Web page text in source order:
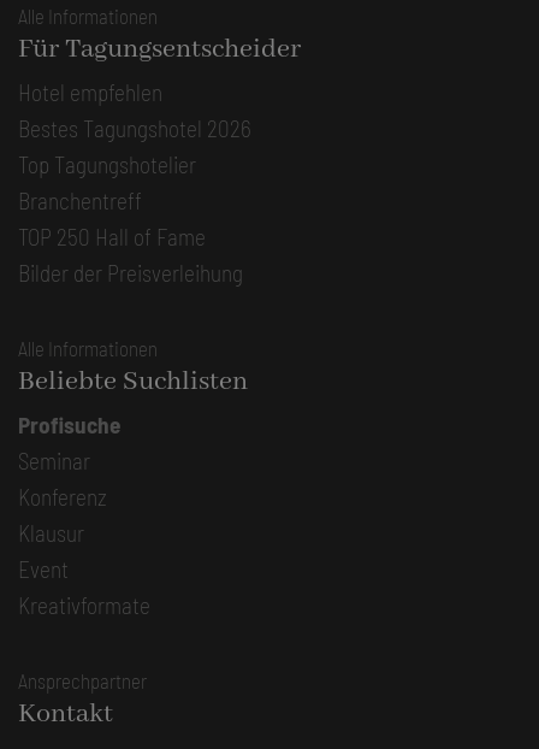
Alle Informationen
Für Tagungsentscheider
Hotel empfehlen
Bestes Tagungshotel 2026
Top Tagungshotelier
Branchentreff
TOP 250 Hall of Fame
Bilder der Preisverleihung
Alle Informationen
Beliebte Suchlisten
Profisuche
Seminar
Konferenz
Klausur
Event
Kreativformate
Ansprechpartner
Kontakt